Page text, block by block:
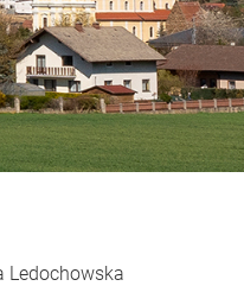
Ledochowska